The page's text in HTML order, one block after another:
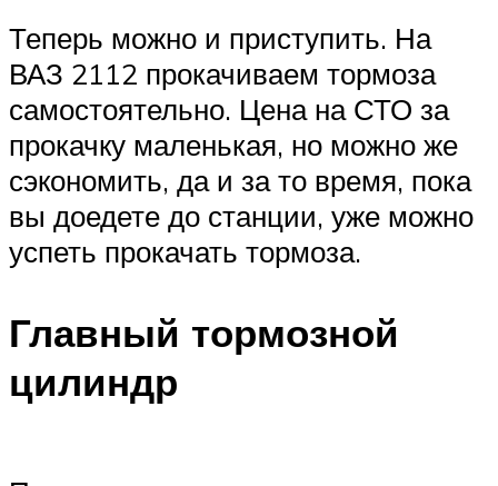
Теперь можно и приступить. На
ВАЗ 2112 прокачиваем тормоза
самостоятельно. Цена на СТО за
прокачку маленькая, но можно же
сэкономить, да и за то время, пока
вы доедете до станции, уже можно
успеть прокачать тормоза.
Главный тормозной
цилиндр